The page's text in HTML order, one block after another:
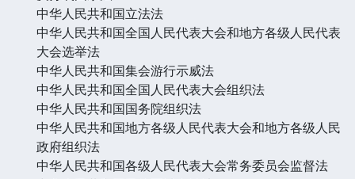
中华人民共和国立法法
中华人民共和国全国人民代表大会和地方各级人民代表
大会选举法
中华人民共和国集会游行示威法
中华人民共和国全国人民代表大会组织法
中华人民共和国国务院组织法
中华人民共和国地方各级人民代表大会和地方各级人民
政府组织法
中华人民共和国各级人民代表大会常务委员会监督法